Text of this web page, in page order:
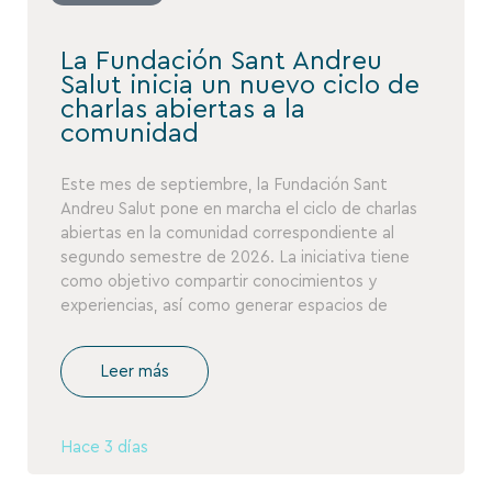
La Fundación Sant Andreu
Salut inicia un nuevo ciclo de
charlas abiertas a la
comunidad
Este mes de septiembre, la Fundación Sant
Andreu Salut pone en marcha el ciclo de charlas
abiertas en la comunidad correspondiente al
segundo semestre de 2026. La iniciativa tiene
como objetivo compartir conocimientos y
experiencias, así como generar espacios de
Leer más
Hace 3 días